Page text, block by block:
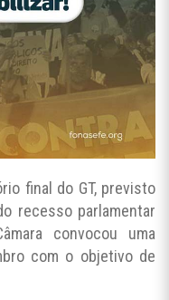
final do GT, previsto
recesso parlamentar
convocou uma
com o objetivo de